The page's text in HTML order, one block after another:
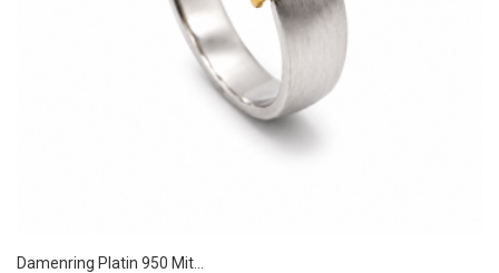
Damenring Platin 950 Mit...